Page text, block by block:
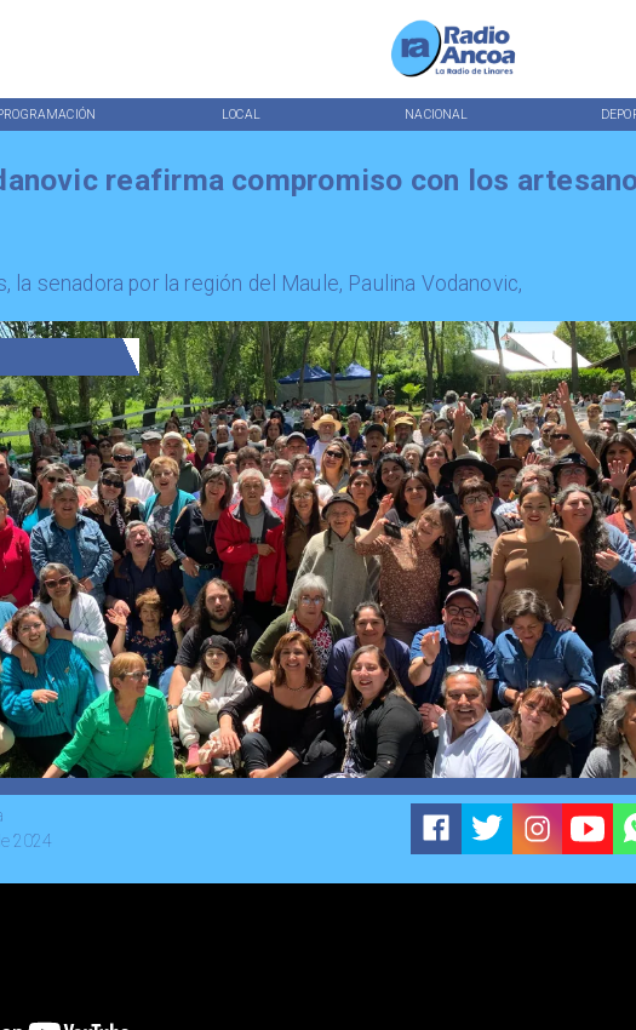
LOCAL NACIONAL
2024
reafirma compromiso con los
la senadora por la región del Maule, Paulina Vodanovic,